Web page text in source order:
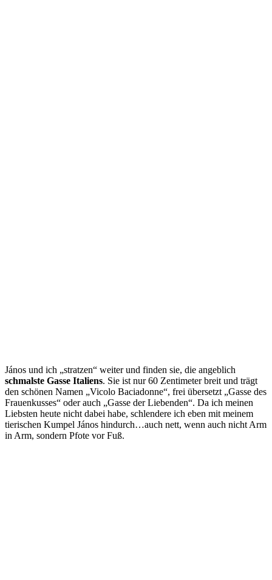
János und ich „stratzen“ weiter und finden sie, die angeblich
schmalste Gasse Italiens. Sie ist nur 60 Zentimeter breit und trägt
den schönen Namen „Vicolo Baciadonne“, frei übersetzt „Gasse des
Frauenkusses“ oder auch „Gasse der Liebenden“. Da ich meinen
Liebsten heute nicht dabei habe, schlendere ich eben mit meinem
tierischen Kumpel János hindurch…auch nett, wenn auch nicht Arm
in Arm, sondern Pfote vor Fuß.